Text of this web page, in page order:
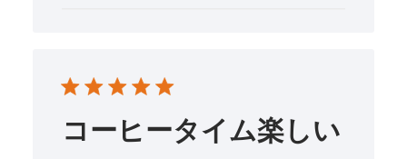
コーヒータイム楽しい